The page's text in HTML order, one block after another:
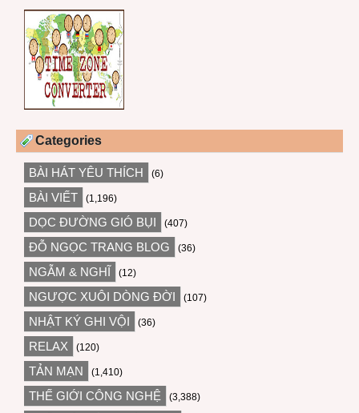
Categories
BÀI HÁT YÊU THÍCH (6)
BÀI VIẾT (1,196)
DỌC ĐƯỜNG GIÓ BỤI (407)
ĐỖ NGỌC TRANG BLOG (36)
NGẪM & NGHĨ (12)
NGƯỢC XUÔI DÒNG ĐỜI (107)
NHẬT KÝ GHI VỘI (36)
RELAX (120)
TẢN MẠN (1,410)
THẾ GIỚI CÔNG NGHỆ (3,388)